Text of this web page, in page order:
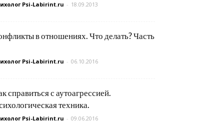
Psi-Labirint.ru - 18.09.2013
в отношениях. Что делать? Часть
Psi-Labirint.ru - 06.10.2016
справиться с аутоагрессией.
техника.
Psi-Labirint.ru - 09.06.2016